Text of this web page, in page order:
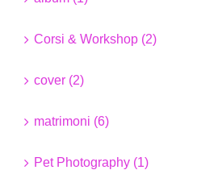
Corsi & Workshop (2)
cover (2)
matrimoni (6)
Pet Photography (1)